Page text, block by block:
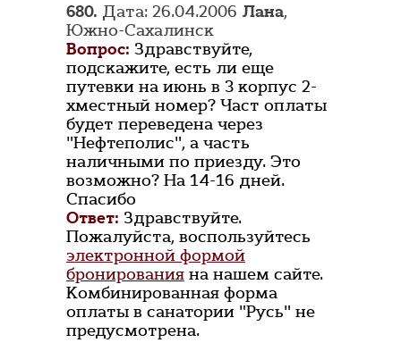
680. Дата: 26.04.2006 Лана,
Южно-Сахалинск
Вопрос: Здравствуйте,
подскажите, есть ли еще
путевки на июнь в 3 корпус 2-
хместный номер? Част оплаты
будет переведена через
"Нефтеполис", а часть
наличными по приезду. Это
возможно? На 14-16 дней.
Спасибо
Ответ: Здравствуйте.
Пожалуйста, воспользуйтесь
электронной формой
бронирования на нашем сайте.
Комбинированная форма
оплаты в санатории "Русь" не
предусмотрена.